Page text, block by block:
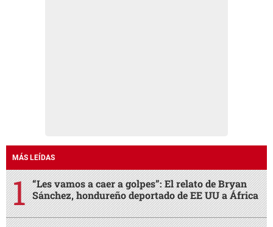
MÁS LEÍDAS
“Les vamos a caer a golpes”: El relato de Bryan
Sánchez, hondureño deportado de EE UU a África